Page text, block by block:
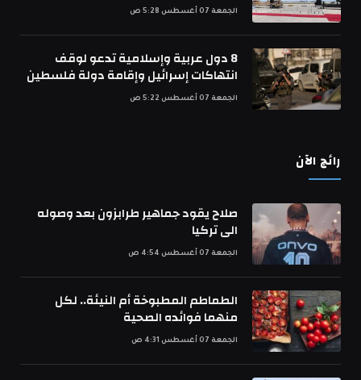
الجمعة 07 أغسطس 5:28 ص
8 دول عربية وإسلامية تدعو لوقف
انتهاكات إسرائيل وإقامة دولة فلسطين
الجمعة 07 أغسطس 5:22 ص
رائج الآن
صلاح يقود جماهير طرابزون بعد وصوله
الى تركيا
الجمعة 07 أغسطس 4:54 ص
الطماطم المطبوخة أم النيئة.. لكل
منهما فوائده الصحية
الجمعة 07 أغسطس 4:31 ص